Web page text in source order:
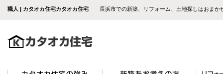
職人 | カタオカ住宅カタオカ住宅 長浜市での新築、リフォーム、土地探しはおまか